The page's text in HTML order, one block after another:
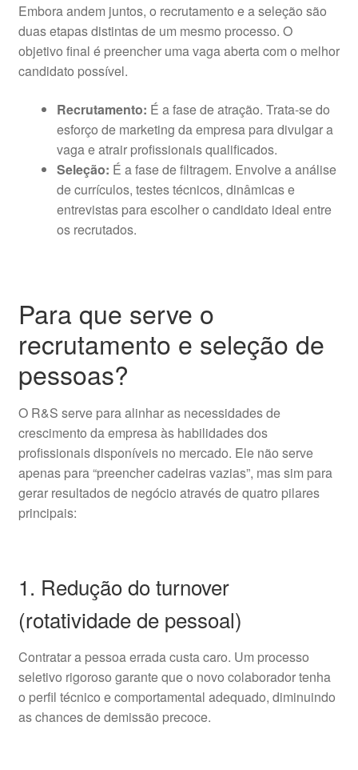
Embora andem juntos, o recrutamento e a seleção são
duas etapas distintas de um mesmo processo. O
objetivo final é preencher uma vaga aberta com o melhor
candidato possível.
Recrutamento: É a fase de atração. Trata-se do
esforço de marketing da empresa para divulgar a
vaga e atrair profissionais qualificados.
Seleção: É a fase de filtragem. Envolve a análise
de currículos, testes técnicos, dinâmicas e
entrevistas para escolher o candidato ideal entre
os recrutados.
Para que serve o
recrutamento e seleção de
pessoas?
O R&S serve para alinhar as necessidades de
crescimento da empresa às habilidades dos
profissionais disponíveis no mercado. Ele não serve
apenas para “preencher cadeiras vazias”, mas sim para
gerar resultados de negócio através de quatro pilares
principais:
1. Redução do turnover
(rotatividade de pessoal)
Contratar a pessoa errada custa caro. Um processo
seletivo rigoroso garante que o novo colaborador tenha
o perfil técnico e comportamental adequado, diminuindo
as chances de demissão precoce.